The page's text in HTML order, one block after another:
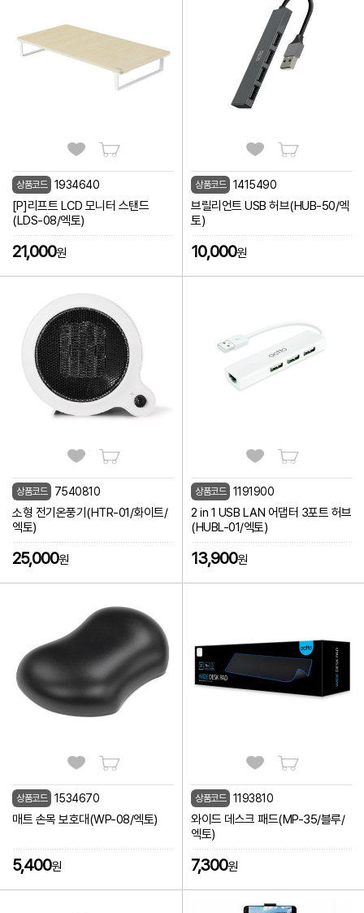
상품코드 1934640
[P]리프트 LCD 모니터 스탠드
(LDS-08/엑토)
21,000원
상품코드 1415490
브릴리언트 USB 허브(HUB-50/엑
토)
10,000원
상품코드 7540810
소형 전기온풍기(HTR-01/화이트/
엑토)
25,000원
상품코드 1191900
2 in 1 USB LAN 어댑터 3포트 허브
(HUBL-01/엑토)
13,900원
상품코드 1534670
매트 손목 보호대(WP-08/엑토)
5,400원
상품코드 1193810
와이드 데스크 패드(MP-35/블루/
엑토)
7,300원